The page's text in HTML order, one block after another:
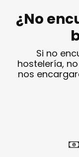
¿No
Si no
hostelería,
nos